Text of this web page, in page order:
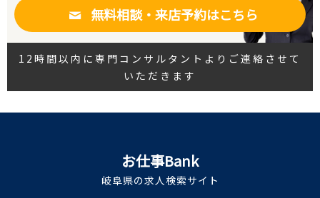
無料相談・来店予約はこちら
12時間以内に専門コンサルタントよりご連絡させて
いただきます
お仕事Bank
岐阜県の求人検索サイト